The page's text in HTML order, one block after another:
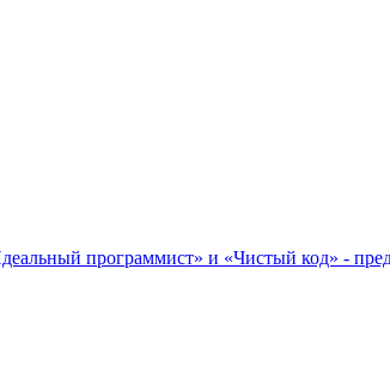
программист» и «Чистый код» -